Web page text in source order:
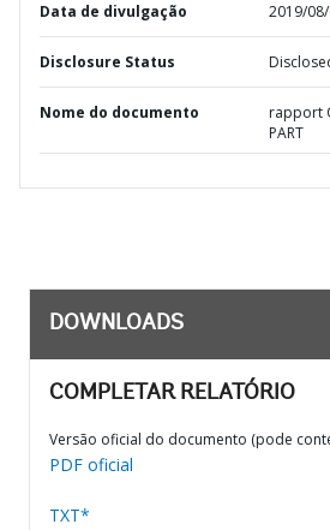
Data de divulgação 2019/08/
Disclosure Status
Nome do documento
rapport
PART
DOWNLOADS
COMPLETAR RELATÓRIO
Versão oficial do documento (pode
PDF oficial
TXT*